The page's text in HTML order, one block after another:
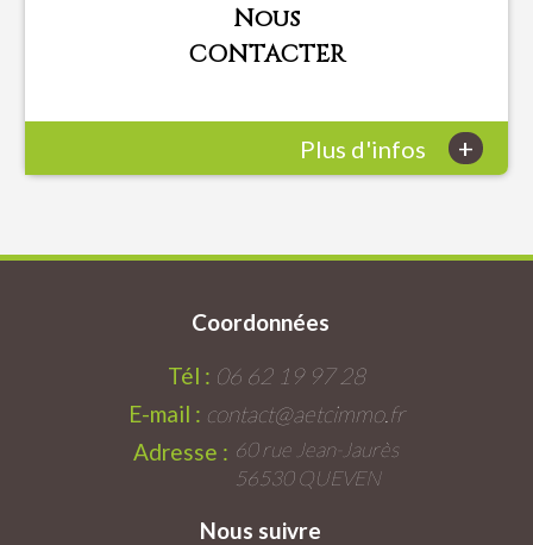
Nous
CONTACTER
Plus d'infos +
Coordonnées
Tél : 06 62 19 97 28
E-mail : contact@aetcimmo.fr
Adresse : 60 rue Jean-Jaurès
56530 QUEVEN
Nous suivre